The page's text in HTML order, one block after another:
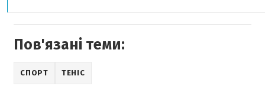
Пов'язані теми:
СПОРТ ТЕНІС